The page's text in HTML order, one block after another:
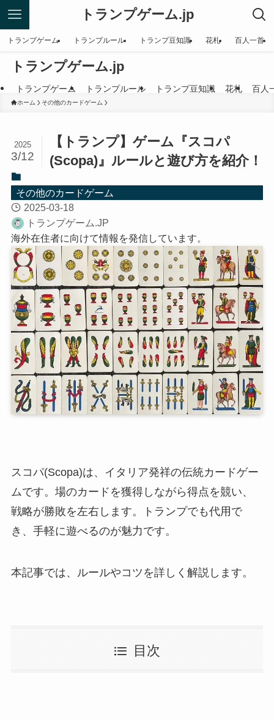
トランプゲーム.jp
トランプゲーム トランプルール トランプ豆知識 花札 百人一首
トランプゲーム.jp
トランプゲーム トランプルール トランプ豆知識 花札 百人
ホーム その他のカードゲーム
【トランプ】ゲーム『スコパ
(Scopa)』ルールと遊び方を紹介！
2025
3/12
その他のカードゲーム
2025-03-18
トランプゲーム.JP
海外在住者に向けて情報を発信しています。
スコパ(Scopa)は、イタリア発祥の伝統カードゲー
ムです。場のカードを獲得しながら得点を競い、
戦略が勝敗を左右します。トランプでも代用で
き、手軽に遊べるのが魅力です。
本記事では、ルールやコツを詳しく解説します。
目次